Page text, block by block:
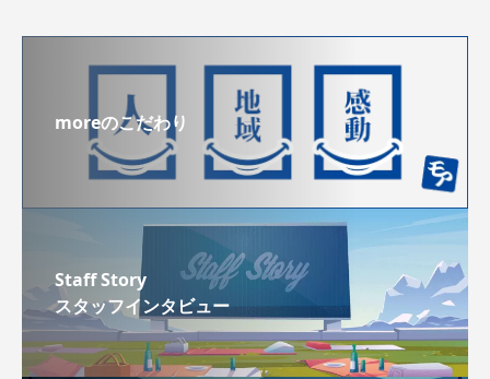
moreのこだわり
Staff Story
スタッフインタビュー